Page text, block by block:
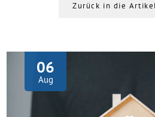
Zurück in die
06
Aug